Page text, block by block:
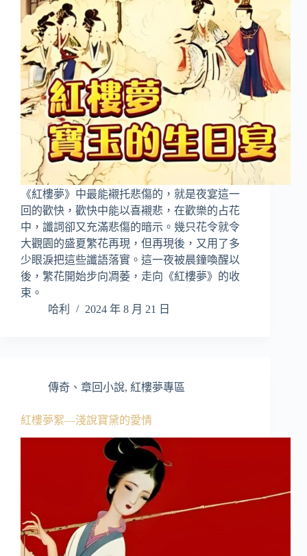
《紅樓夢》中最能襯托悲傷的，就是夜宴這一
回的歡快，歡快中能以喜襯悲，在歡樂的占花
中，讖詞卻又充滿悲傷的暗示。幾只花令就令
大觀園的盛夏繁花再現，但再現後，又用了多
少眼淚把這些讖語落實。這一夜被晨鐘喚醒以
後，繁花開始步向凋萎，走向《紅樓夢》的收
束。
哈利
2024 年 8 月 21 日
傳奇、章回小說, 紅樓夢專區
紅樓夢絮—淺說寶黛的愛情